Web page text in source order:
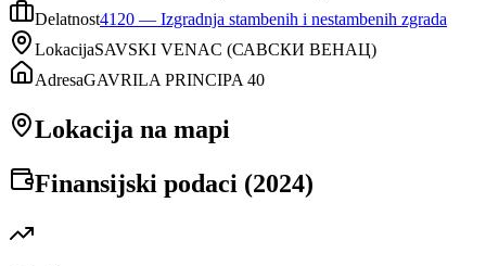
Delatnost4120 — Izgradnja stambenih i nestambenih zgrada
LokacijaSAVSKI VENAC (САВСКИ ВЕНАЦ)
AdresaGAVRILA PRINCIPA 40
Lokacija na mapi
Finansijski podaci (2024)